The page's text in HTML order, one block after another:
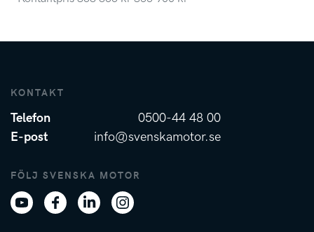
KONTAKT
Telefon
0500-44 48 00
E-post
info@svenskamotor.se
FÖLJ SVENSKA MOTOR